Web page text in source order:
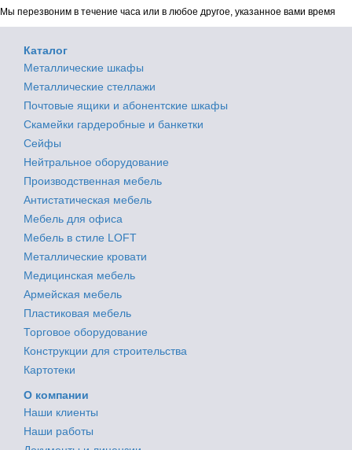
Мы перезвоним в течение часа или в любое другое, указанное вами время
Каталог
Металлические шкафы
Металлические стеллажи
Почтовые ящики и абонентские шкафы
Скамейки гардеробные и банкетки
Сейфы
Нейтральное оборудование
Производственная мебель
Антистатическая мебель
Мебель для офиса
Мебель в стиле LOFT
Металлические кровати
Медицинская мебель
Армейская мебель
Пластиковая мебель
Торговое оборудование
Конструкции для строительства
Картотеки
О компании
Наши клиенты
Наши работы